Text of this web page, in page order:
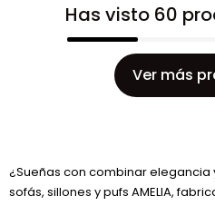
Has visto 60
Ver más
¿Sueñas con combinar elegancia
sofás, sillones y pufs AMELIA,